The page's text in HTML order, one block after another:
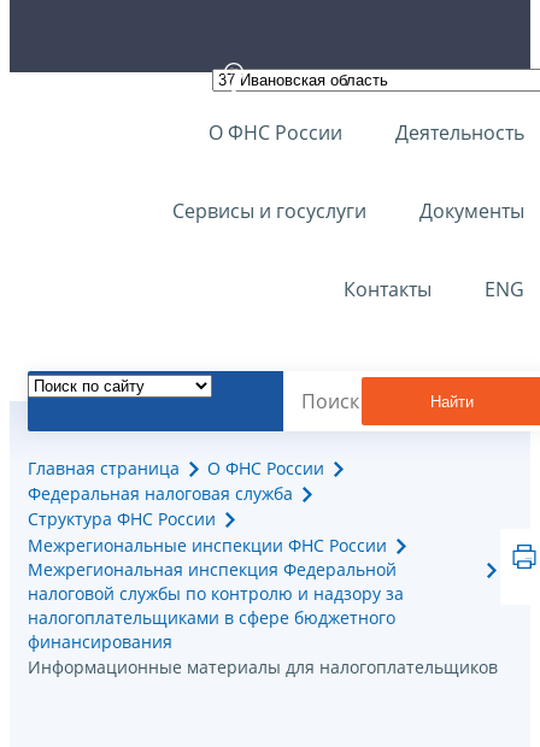
О ФНС России Деятельность
Сервисы и госуслуги Документы
Контакты ENG
Найти
Главная страница
О ФНС России
Федеральная налоговая служба
Структура ФНС России
Межрегиональные инспекции ФНС России
Межрегиональная инспекция Федеральной
налоговой службы по контролю и надзору за
налогоплательщиками в сфере бюджетного
финансирования
Информационные материалы для налогоплательщиков